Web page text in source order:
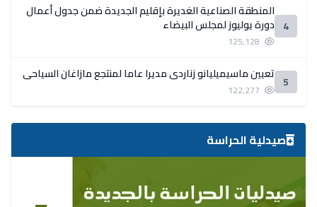
4
المنطقة الصناعية الغديرة بإقليم الجديدة ضمن جدول أعمال
دورة يوليوز لمجلس البيضاء
5 تعيين ماسيميليانو زناردي مديرا عاما لمنتجع مازاغان السياحي
صيدلية الحراسة